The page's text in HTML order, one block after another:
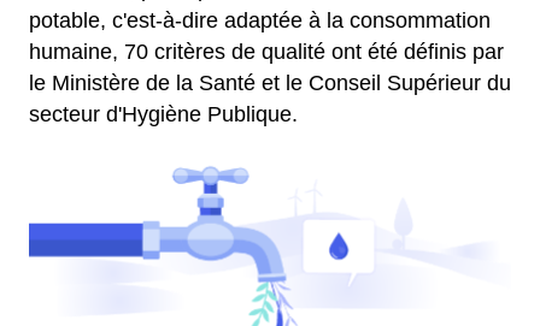
potable, c'est-à-dire adaptée à la consommation
humaine, 70 critères de qualité ont été définis par
le Ministère de la Santé et le Conseil Supérieur du
secteur d'Hygiène Publique.